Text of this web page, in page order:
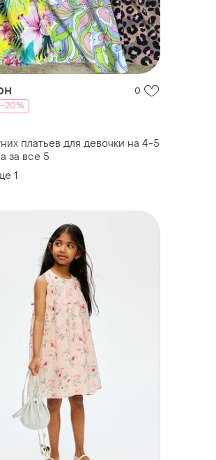
0
-20%
платьев для девочки на 4-5
за все 5
1